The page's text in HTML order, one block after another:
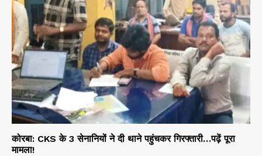
कोरबा: CKS के 3 सेनानियों ने दी थाने पहुंचकर गिरफ्तारी…पढ़ें पूरा
मामला!